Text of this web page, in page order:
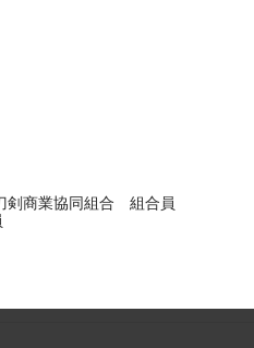
剣商業協同組合 組合員